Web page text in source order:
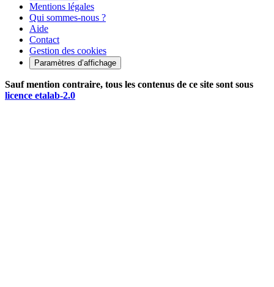
Mentions légales
Qui sommes-nous ?
Aide
Contact
Gestion des cookies
Paramètres d’affichage
Sauf mention contraire, tous les contenus de ce site sont sous
licence etalab-2.0